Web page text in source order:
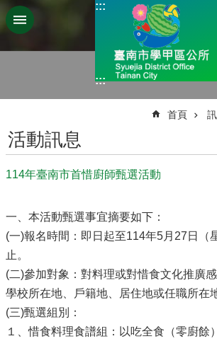
跳到主要內容區塊
:::
:::
首頁
活動訊息
114年臺南市首惜廚師甄選活動
一、本活動甄選事宜摘要如下：
(一)報名時間：即日起至114年5月27日（
止。
(二)參加對象：對料理或對惜食文化推廣
學校所在地、戶籍地、居住地或任職所在
(三)甄選組別：
１、惜食料理食譜組：以吃全食（零廚餘